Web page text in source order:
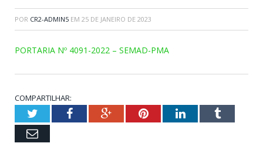
POR CR2-ADMIN5 EM 25 DE JANEIRO DE 2023
PORTARIA Nº 4091-2022 – SEMAD-PMA
COMPARTILHAR:
TwitterFacebookGoogle+PinterestLinkedInTumblr
Email